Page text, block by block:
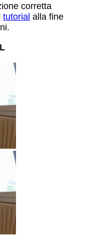
corretta
tutorial alla fine